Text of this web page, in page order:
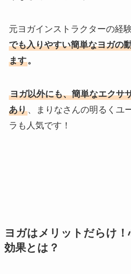
元ヨガインストラクターの経
でも入りやすい簡単なヨガの
ます。
ヨガ以外にも、簡単なエクサ
あり、まりなさんの明るくユ
ラも人気です！
ヨガはメリットだらけ
効果とは？